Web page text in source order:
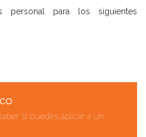
personal para los siguientes
si puedes aplicar a un